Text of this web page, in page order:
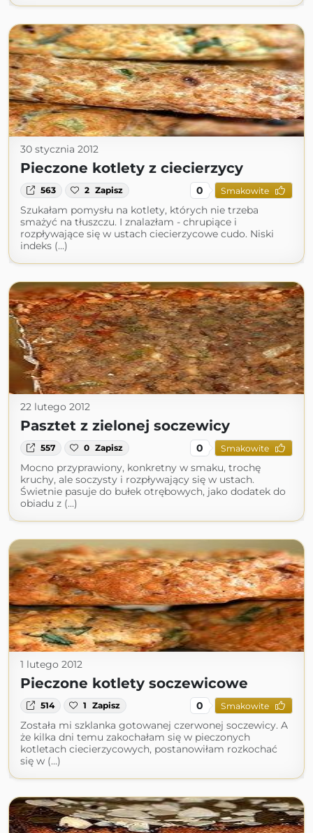
30 stycznia 2012
Pieczone kotlety z ciecierzycy
563 2 Zapisz 0 Smakowite
Szukałam pomysłu na kotlety, których nie trzeba
smażyć na tłuszczu. I znalazłam - chrupiące i
rozpływające się w ustach ciecierzycowe cudo. Niski
indeks (...)
22 lutego 2012
Pasztet z zielonej soczewicy
557 0 Zapisz 0 Smakowite
Mocno przyprawiony, konkretny w smaku, trochę
kruchy, ale soczysty i rozpływający się w ustach.
Świetnie pasuje do bułek otrębowych, jako dodatek do
obiadu z (...)
1 lutego 2012
Pieczone kotlety soczewicowe
514 1 Zapisz 0 Smakowite
Została mi szklanka gotowanej czerwonej soczewicy. A
że kilka dni temu zakochałam się w pieczonych
kotletach ciecierzycowych, postanowiłam rozkochać
się w (...)